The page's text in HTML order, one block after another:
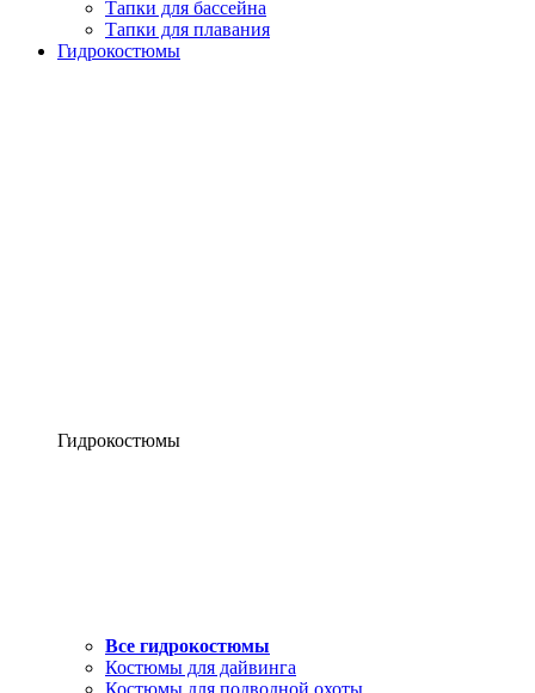
Тапки для бассейна
Тапки для плавания
Гидрокостюмы
Гидрокостюмы
Все гидрокостюмы
Костюмы для дайвинга
Костюмы для подводной охоты